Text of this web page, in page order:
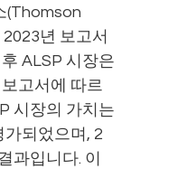
(Thomson
년 보고서
ALSP 시장은
고서에 따르
시장의 가치는
가되었으며, 2
과입니다. 이